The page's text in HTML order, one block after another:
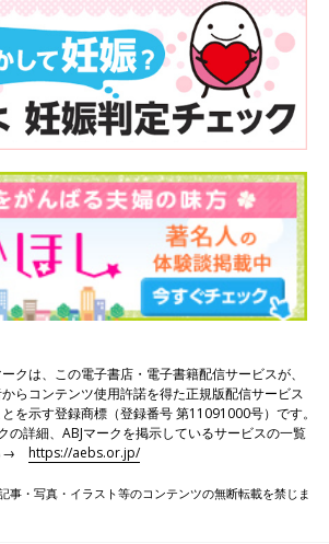
クは、この電子書店・電子書籍配信サービスが、
らコンテンツ使用許諾を得た正規版配信サービス
を示す登録商標（登録番号 第11091000号）です。
の詳細、ABJマークを掲示しているサービスの一覧
→https://aebs.or.jp/
事・写真・イラスト等のコンテンツの無断転載を禁じま